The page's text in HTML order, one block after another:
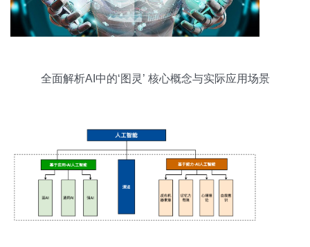
全面解析AI中的‘图灵’ 核心概念与实际应用场景